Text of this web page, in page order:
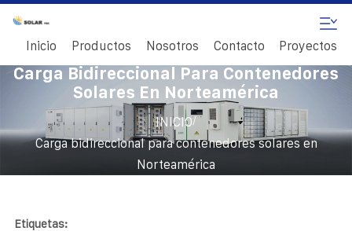
Inicio Productos Nosotros Contacto Proyectos
Carga Bidireccional Para Contenedores
Solares En Norteamérica
INICIO/
Carga bidireccional para contenedores solares en
Norteamérica
Etiquetas: